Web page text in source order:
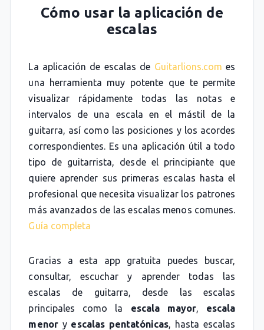
Cómo usar la aplicación de
escalas
La aplicación de escalas de Guitarlions.com es
una herramienta muy potente que te permite
visualizar rápidamente todas las notas e
intervalos de una escala en el mástil de la
guitarra, así como las posiciones y los acordes
correspondientes. Es una aplicación útil a todo
tipo de guitarrista, desde el principiante que
quiere aprender sus primeras escalas hasta el
profesional que necesita visualizar los patrones
más avanzados de las escalas menos comunes.
Guía completa
Gracias a esta app gratuita puedes buscar,
consultar, escuchar y aprender todas las
escalas de guitarra, desde las escalas
principales como la escala mayor, escala
menory escalas pentatónicas, hasta escalas